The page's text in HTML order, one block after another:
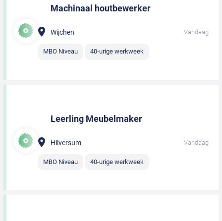
Machinaal houtbewerker
Wijchen Vandaag
MBO Niveau 40-urige werkweek
Leerling Meubelmaker
Hilversum Vandaag
MBO Niveau 40-urige werkweek